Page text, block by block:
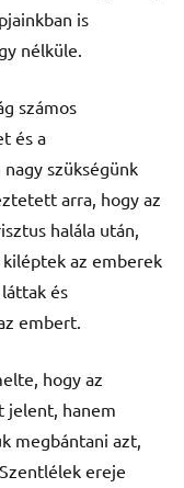
is
nélküle.
számos
és a
szükségünk
arra, hogy az
halála után,
az emberek
és
embert.
hogy az
jelent, hanem
megbántani azt,
ereje